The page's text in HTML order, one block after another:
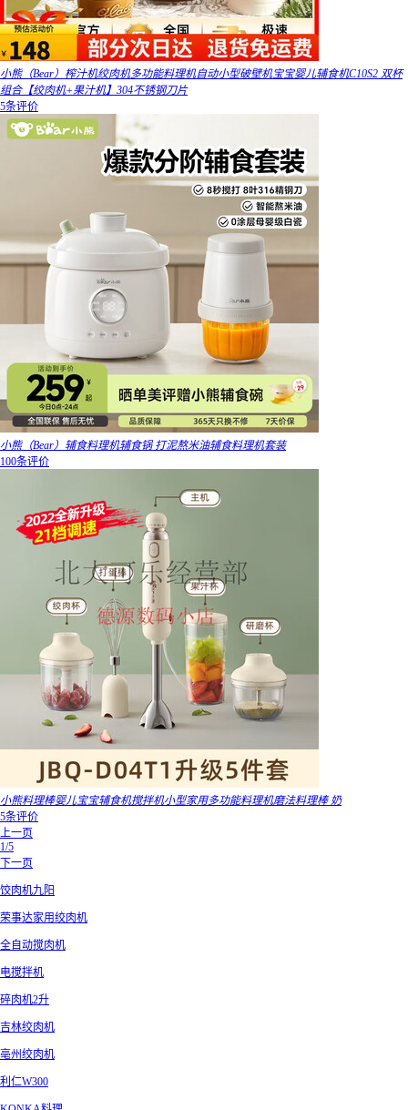
小熊（Bear）榨汁机绞肉机多功能料理机自动小型破壁机宝宝婴儿辅食机C10S2 双杯
组合【绞肉机+果汁机】304不锈钢刀片
5条评价
小熊（Bear）辅食料理机辅食锅 打泥熬米油辅食料理机套装
100条评价
小熊料理棒婴儿宝宝辅食机搅拌机小型家用多功能料理机磨法料理棒 奶
5条评价
上一页
1/5
下一页
饺肉机九阳
荣事达家用绞肉机
全自动搅肉机
电搅拌机
碎肉机2升
吉林绞肉机
亳州绞肉机
利仁W300